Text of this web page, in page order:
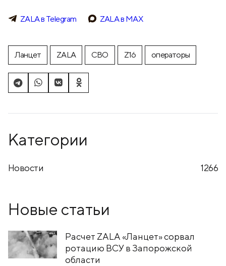
ZALA в Telegram ZALA в МАХ
Ланцет ZALA СВО Z16 операторы
Категории
Новости 1266
Новые статьи
Расчет ZALA «Ланцет» сорвал
ротацию ВСУ в Запорожской
области